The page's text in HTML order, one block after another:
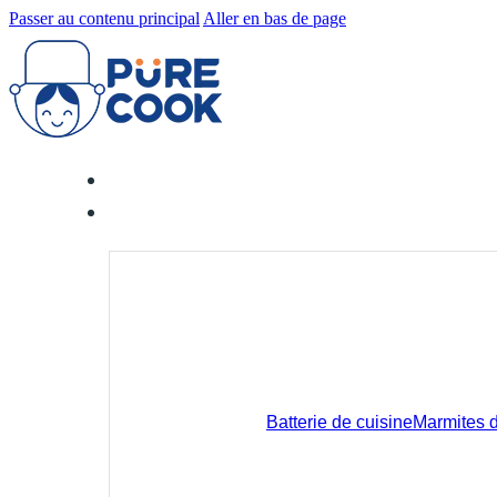
Passer au contenu principal Aller en bas de page
Batterie de cuisineMarmites